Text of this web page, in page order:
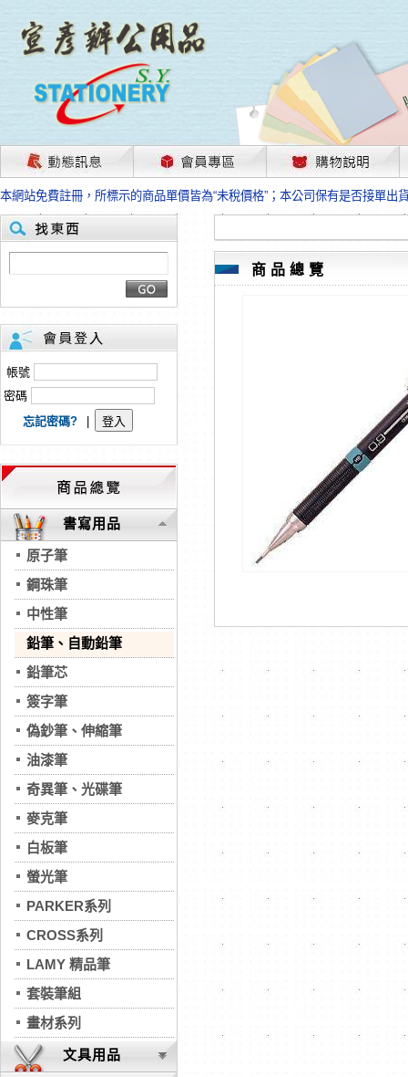
茲因國際情勢變化石油及塑化原物料波動漲幅甚大，部份上游供應商已採取
本網站免費註冊，所標示的商品單價皆為“未稅價格”；本公司保有是否接單出
HP、EPSON、CANON原廠耗材價格浮動，下單前請先跟客服人員確認最新
本網站免費註冊，所標示的商品單價皆為“未稅價格”；本公司保有是否接單出
匯款客戶請注意！因商品繁複來不及發現短缺，遂待客服人員跟您確認訂單
本網站免費註冊，所標示的商品單價皆為“未稅價格”；本公司保有是否接單出
茲因國際情勢變化石油及塑化原物料波動漲幅甚大，部份上游供應商已採取
本網站免費註冊，所標示的商品單價皆為“未稅價格”；本公司保有是否接單出
HP、EPSON、CANON原廠耗材價格浮動，下單前請先跟客服人員確認最新
本網站免費註冊，所標示的商品單價皆為“未稅價格”；本公司保有是否接單出
匯款客戶請注意！因商品繁複來不及發現短缺，遂待客服人員跟您確認訂單
本網站免費註冊，所標示的商品單價皆為“未稅價格”；本公司保有是否接單出
帳號
密碼
忘記密碼?
書寫用品
原子筆
鋼珠筆
中性筆
鉛筆、自動鉛筆
鉛筆芯
簽字筆
偽鈔筆、伸縮筆
油漆筆
奇異筆、光碟筆
麥克筆
白板筆
螢光筆
PARKER系列
CROSS系列
LAMY 精品筆
套裝筆組
畫材系列
文具用品
商品總覽